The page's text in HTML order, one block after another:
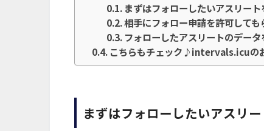
まずはフォローしたいアスリー
相手にフォロー申請を許可しても
フォローしたアスリートのデータ
こちらもチェック♪intervals.icuの
まずはフォローしたいアスリ